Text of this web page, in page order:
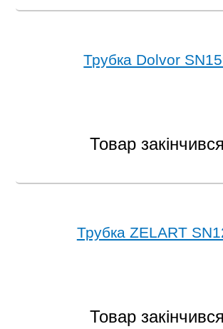
Трубка Dolvor
Товар закінчився
Трубка ZELART
Товар закінчився